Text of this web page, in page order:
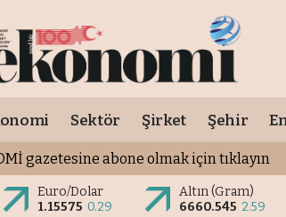
Sektör Şirket Şehir
gazetesine abone olmak için tıklayın
Euro/Dolar
1.15575 0.29
Altın (Gram)
6660.545 2.59